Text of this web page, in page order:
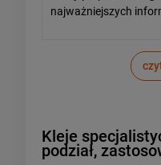
najważniejszych
Kleje
podział,